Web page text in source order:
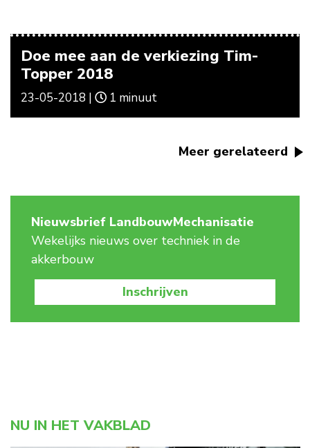
Doe mee aan de verkiezing Tim-
Topper 2018
23-05-2018 | 1 minuut
Meer gerelateerd
Nieuwsbrief LandbouwMechanisatie
Wekelijks nieuws over techniek in de
akkerbouw
Inschrijven
NU IN HET VAKBLAD